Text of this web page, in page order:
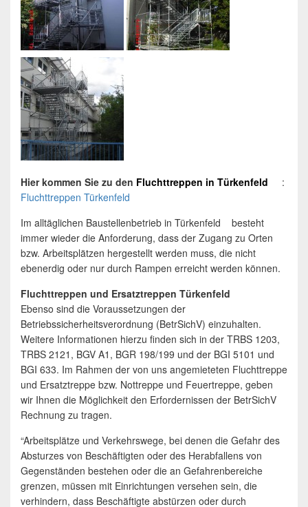
Hier kommen Sie zu den Fluchttreppen in Türkenfeld
:
Fluchttreppen Türkenfeld
Im alltäglichen Baustellenbetrieb in Türkenfeld besteht
immer wieder die Anforderung, dass der Zugang zu Orten
bzw. Arbeitsplätzen hergestellt werden muss, die nicht
ebenerdig oder nur durch Rampen erreicht werden können.
Fluchttreppen und Ersatztreppen Türkenfeld
Ebenso sind die Voraussetzungen der
Betriebssicherheitsverordnung (BetrSichV) einzuhalten.
Weitere Informationen hierzu finden sich in der TRBS 1203,
TRBS 2121, BGV A1, BGR 198/199 und der BGI 5101 und
BGI 633. Im Rahmen der von uns angemieteten Fluchttreppe
und Ersatztreppe bzw. Nottreppe und Feuertreppe, geben
wir Ihnen die Möglichkeit den Erfordernissen der BetrSichV
Rechnung zu tragen.
“Arbeitsplätze und Verkehrswege, bei denen die Gefahr des
Absturzes von Beschäftigten oder des Herabfallens von
Gegenständen bestehen oder die an Gefahrenbereiche
grenzen, müssen mit Einrichtungen versehen sein, die
verhindern, dass Beschäftigte abstürzen oder durch